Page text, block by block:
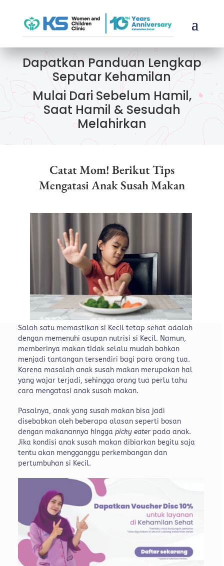
Dapatkan Panduan Lengkap
Seputar Kehamilan
Mulai Dari Sebelum Hamil,
Saat Hamil & Sesudah
Melahirkan
Catat Mom! Berikut Tips
Mengatasi Anak Susah Makan
Salah satu memastikan si Kecil tetap sehat adalah
dengan memenuhi asupan nutrisi si Kecil. Namun,
memberinya makan tidak selalu mudah bahkan
menjadi tantangan tersendiri bagi para orang tua.
Karena masalah anak susah makan merupakan hal
yang wajar terjadi, sehingga orang tua perlu tahu
cara mengatasi anak susah makan.
Pasalnya, anak yang susah makan bisa jadi
disebabkan oleh beberapa alasan seperti bosan
dengan makanannya hingga picky eaterpada anak.
Jika kondisi anak susah makan dibiarkan begitu saja
tentu akan mengganggu perkembangan dan
pertumbuhan si Kecil.